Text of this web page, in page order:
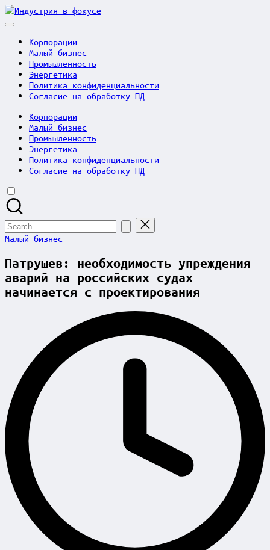
Skip
to
Индустрия
Корпорации
Малый бизнес
Промышленность
Энергетика
Политика конфиденциальности
Согласие на обработку ПД
Корпорации
Малый бизнес
Промышленность
Энергетика
Политика конфиденциальности
Согласие на обработку ПД
Search
for:
Posted
Малый бизнес
Патрушев: необходимость упреждения
аварий на российских судах
начинается с проектирования